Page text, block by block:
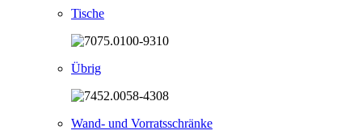
Tische
Übrig
Wand- und Vorratsschränke